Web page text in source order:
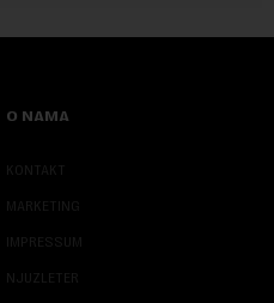
O NAMA
KONTAKT
MARKETING
IMPRESSUM
NJUZLETER